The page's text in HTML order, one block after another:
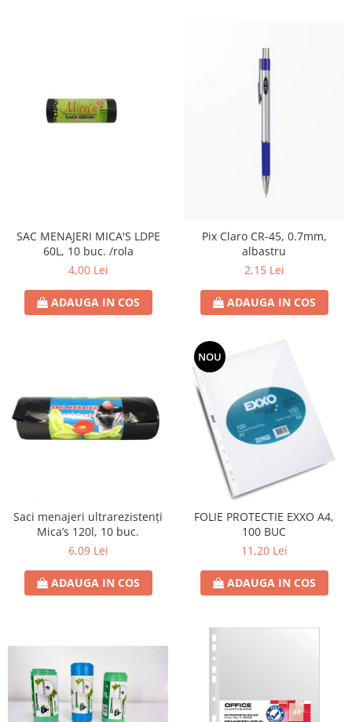
SAC MENAJERI MICA'S LDPE
60L, 10 buc. /rola
4,00 Lei
ADAUGA IN COS
Pix Claro CR-45, 0.7mm,
albastru
2,15 Lei
ADAUGA IN COS
Saci menajeri ultrarezistenți
Mica’s 120l, 10 buc.
6,09 Lei
ADAUGA IN COS
NOU
FOLIE PROTECTIE EXXO A4,
100 BUC
11,20 Lei
ADAUGA IN COS